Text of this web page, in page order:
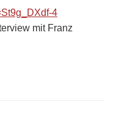
4
mit Franz